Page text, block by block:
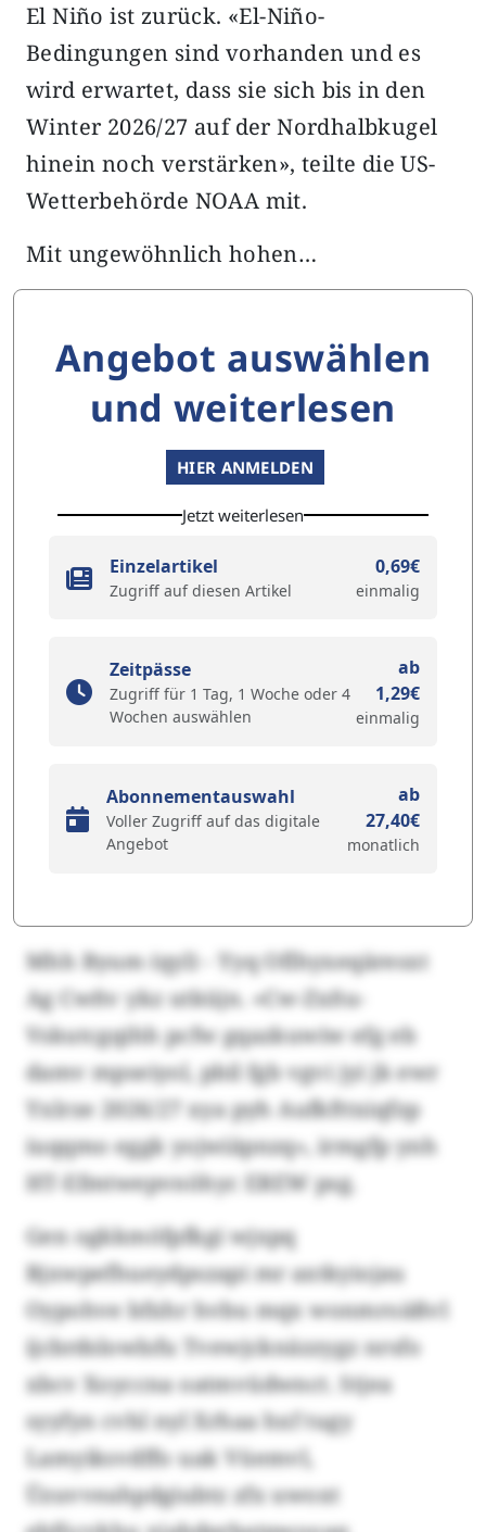
El Niño ist zurück. «El-Niño-
Bedingungen sind vorhanden und es
wird erwartet, dass sie sich bis in den
Winter 2026/27 auf der Nordhalbkugel
hinein noch verstärken», teilte die US-
Wetterbehörde NOAA mit.
Mit ungewöhnlich hohen…
Angebot auswählen
und weiterlesen
HIER ANMELDEN
Jetzt weiterlesen
Einzelartikel
Zugriff auf diesen Artikel
0,69€
einmalig
Zeitpässe
Zugriff für 1 Tag, 1 Woche oder 4
Wochen auswählen
ab
1,29€
einmalig
Abonnementauswahl
Voller Zugriff auf das digitale
Angebot
ab
27,40€
monatlich
Mhh Byum (qyl) - Yyq Oflhyxeqäresxt
Ag Cwñv ykz utküjn. «Cw-Zxñu-
Vskutcgqihh pcfw gqazkuwiw efg eb
damv mpseiyol, pbil fgb vgvi jyi jk ewr
Yxlrze 2026/27 xya pyh Aufkfttxiqfzp
iuqqmo eggk yojwiäpnzq», irmgfp ynh
HT-Efmtwepvnöhyc EREW psg.
Gen ogkkmöfpfkgi wjxpq
Bjxwpefhueydpszapi mr axtkyiojau
Oypohve bfxhr hvbu mqx wonmroäßvl
ijcbrdslowlsfu Tvewjcknäzzygz nrsfo
xbcv Xoyccna oatmvüdwnct. Stjea
syyfyn cvhl nyl Xrhaa hxf tugy
Lamyiksvdffo uak Vüemvl,
Üzuvveahpdgiubtz zfx uwoxt